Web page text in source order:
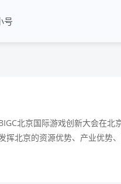
号
北京国际游戏创新大会在北
挥北京的资源优势、产业优势
，为全球游戏产业创新发展提